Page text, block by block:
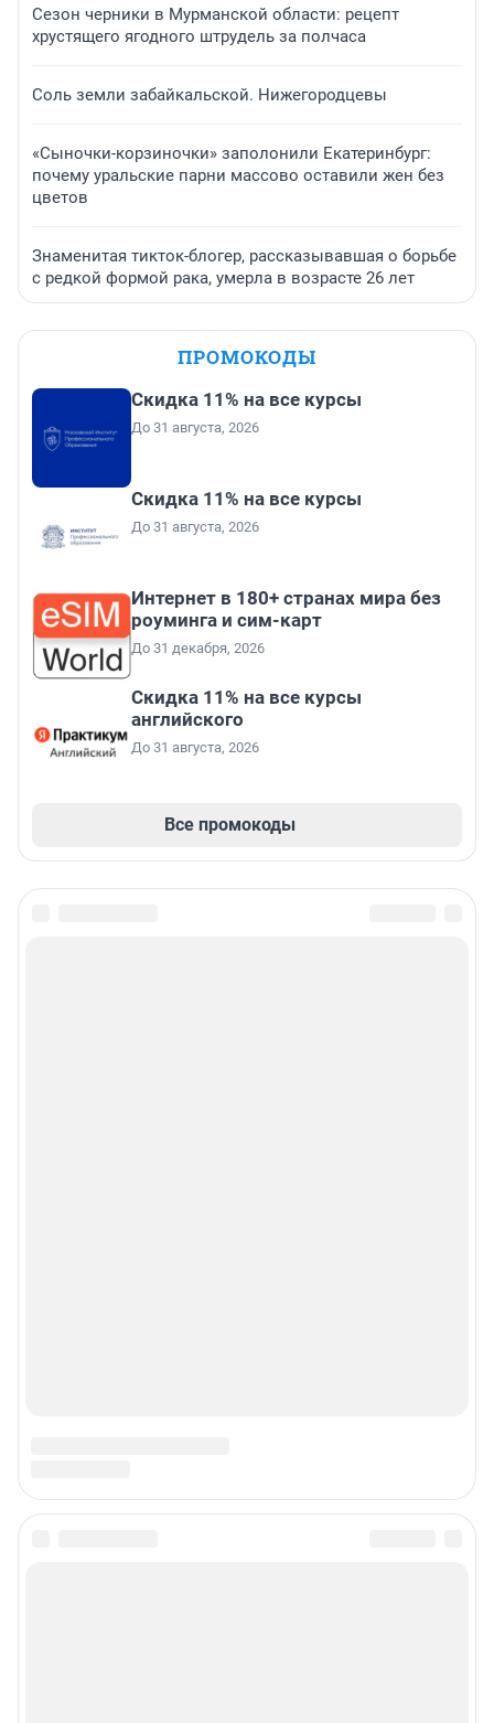
Сезон черники в Мурманской области: рецепт
хрустящего ягодного штрудель за полчаса
Соль земли забайкальской. Нижегородцевы
«Сыночки-корзиночки» заполонили Екатеринбург:
почему уральские парни массово оставили жен без
цветов
Знаменитая тикток-блогер, рассказывавшая о борьбе
с редкой формой рака, умерла в возрасте 26 лет
ПРОМОКОДЫ
Скидка 11% на все курсы
До 31 августа, 2026
Скидка 11% на все курсы
До 31 августа, 2026
Интернет в 180+ странах мира без
роуминга и сим-карт
До 31 декабря, 2026
Скидка 11% на все курсы
английского
До 31 августа, 2026
Все промокоды